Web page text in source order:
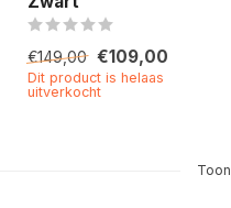
€149,00 €109,00
Dit product is helaas
uitverkocht
Toon